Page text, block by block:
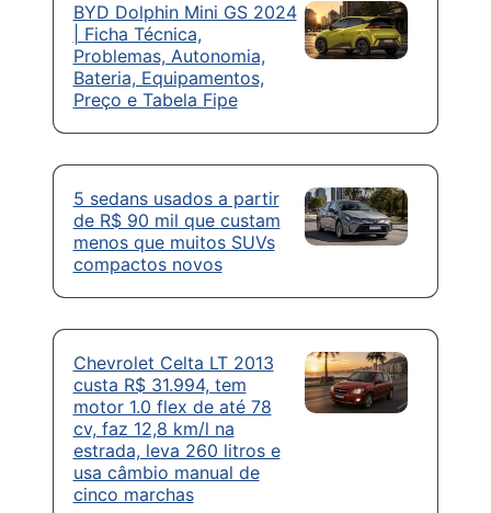
BYD Dolphin Mini GS 2024
| Ficha Técnica,
Problemas, Autonomia,
Bateria, Equipamentos,
Preço e Tabela Fipe
5 sedans usados a partir
de R$ 90 mil que custam
menos que muitos SUVs
compactos novos
Chevrolet Celta LT 2013
custa R$ 31.994, tem
motor 1.0 flex de até 78
cv, faz 12,8 km/l na
estrada, leva 260 litros e
usa câmbio manual de
cinco marchas